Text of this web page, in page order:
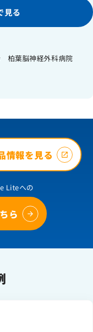
見る
柏葉脳神経外科病院
情報を見る
Liteへの
ら